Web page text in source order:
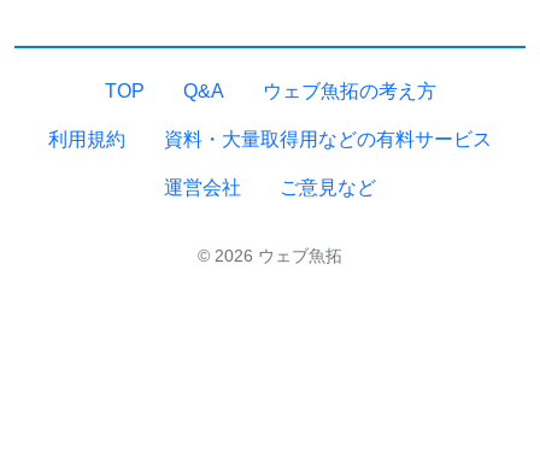
TOP Q&A ウェブ魚拓の考え方
利用規約 資料・大量取得用などの有料サービス
運営会社 ご意見など
© 2026 ウェブ魚拓